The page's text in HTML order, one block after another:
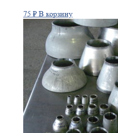
75 ₽ В корзину